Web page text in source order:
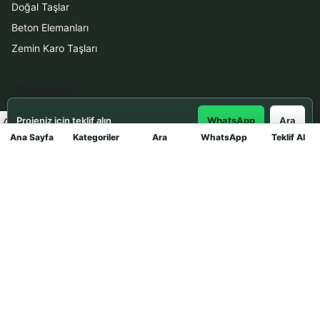
Ana Sayfa Kategoriler Ara WhatsApp Teklif Al
Doğal Taşlar
Beton Elemanları
Zemin Karo Taşları
Uygulama
Boya Badana
Projeniz için teklif alın WhatsApp Ara